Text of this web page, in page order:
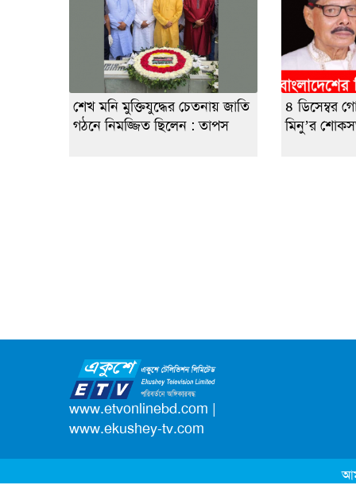
শেখ মনি মুক্তিযুদ্ধের চেতনায় জাতি
গঠনে নিমজ্জিত ছিলেন : তাপস
৪ ডিসেম্বর
মিনু’র
www.etvonlinebd.com |
www.ekushey-tv.com